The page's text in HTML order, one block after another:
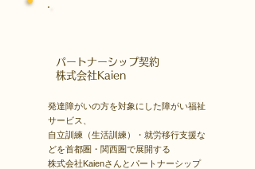
​パートナーシップ契約
​株式会社Kaien
発達障がいの方を対象にした障がい福祉
サービス、
自立訓練（生活訓練）・就労移行支援な
どを首都圏・関西圏で展開する
株式会社Kaienさんとパートナーシップ